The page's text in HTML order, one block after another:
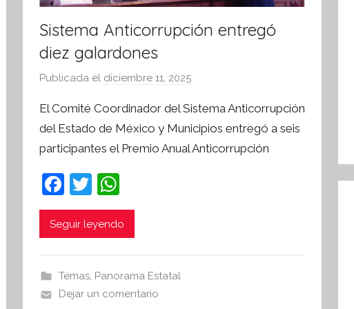
Sistema Anticorrupción entregó
diez galardones
Publicada el diciembre 11, 2025
r
S
í
El Comité Coordinador del Sistema Anticorrupción
del Estado de México y Municipios entregó a seis
participantes el Premio Anual Anticorrupción
F
a
c
b
o
T
w
itt
h
at
A
p
Seguir leyendo
Temas, Panorama Estatal
Dejar un comentario